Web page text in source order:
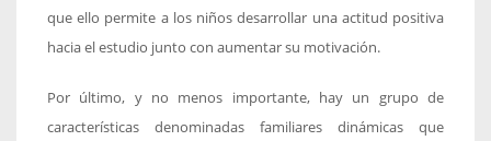
que ello permite a los niños desarrollar una actitud positiva
hacia el estudio junto con aumentar su motivación.
Por último, y no menos importante, hay un grupo de
características denominadas familiares dinámicas que